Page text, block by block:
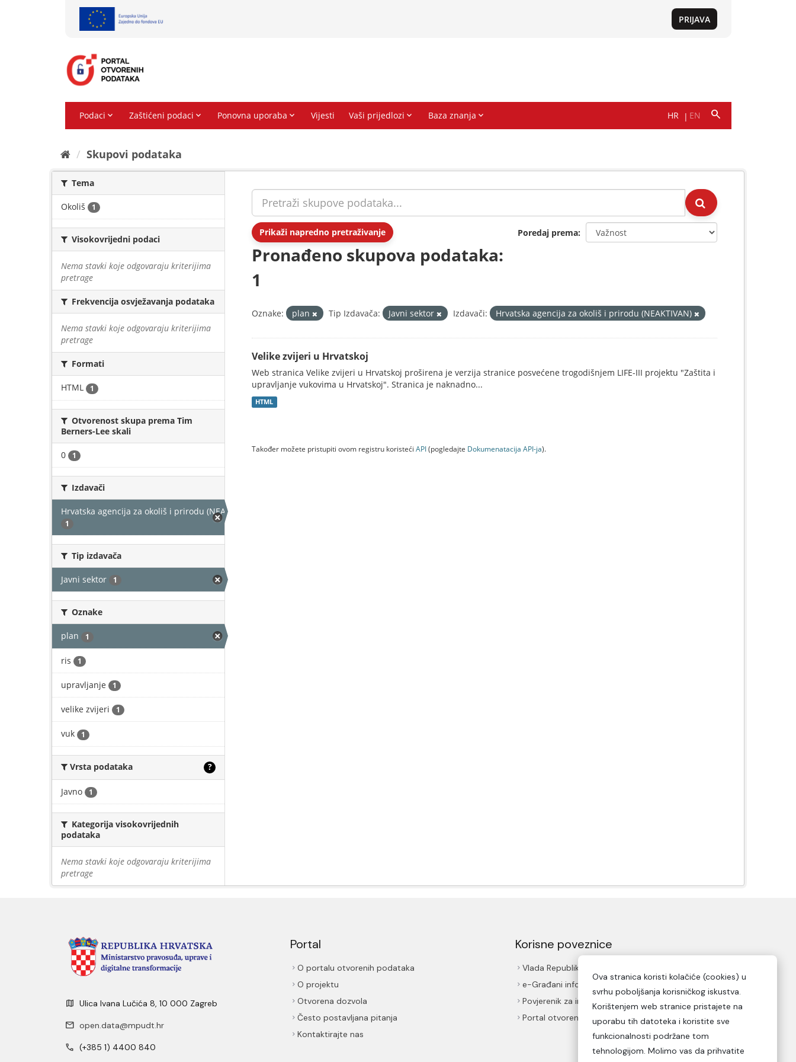
Skupovi podаtаkа
Tema
Okoliš 1
Visokovrijedni podaci
Nema stavki koje odgovaraju kriterijima
pretrage
Frekvencija osvježavanja podataka
Nema stavki koje odgovaraju kriterijima
pretrage
Formati
HTML 1
Otvorenost skupa prema Tim
Berners-Lee skali
0 1
Izdavači
Hrvatska agencija za okoliš i prirodu (NEAKTIVAN)
1
Tip izdavača
Javni sektor 1
Oznake
plan 1
ris 1
upravljanje 1
velike zvijeri 1
vuk 1
Vrsta podataka ?
Javno 1
Kategorija visokovrijednih
podataka
Nema stavki koje odgovaraju kriterijima
pretrage
Prikaži napredno pretraživanje Poredaj prema
Pronađeno skupova podataka:
1
Oznake: plan Tip Izdavača: Javni sektor Izdavači: Hrvatska agencija za okoliš i prirodu (NEAKTIVAN)
Velike zvijeri u Hrvatskoj
Web stranica Velike zvijeri u Hrvatskoj proširena je verzija stranice posvećene trogodišnjem LIFE-III projektu "Zaštita i
upravljanje vukovima u Hrvatskoj". Stranica je naknadno...
HTML
Također možete pristupiti ovom registru koristeći API(pogledajte Dokumenаtаcijа API-jа).